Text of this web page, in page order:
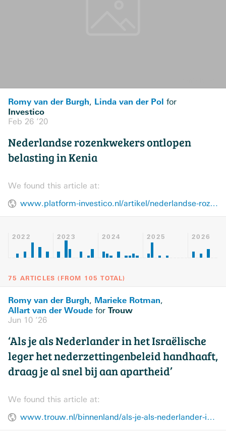
Romy van der Burgh, Linda van der Pol for
Investico
Feb 26 ’20
Nederlandse rozenkwekers ontlopen
belasting in Kenia
We found this article at:
www.platform-investico.nl/artikel/nederlandse-rozenkwekers-ontlopen-belasting-in-kenia/
2022 2023 2024 2025 2026
75 ARTICLES ( FROM 105 TOTAL)
Romy van der Burgh, Marieke Rotman,
Allart van der Woude for Trouw
Jun 10 ’26
‘Als je als Nederlander in het Israëlische
leger het nederzettingenbeleid handhaaft,
draag je al snel bij aan apartheid’
We found this article at:
www.trouw.nl/binnenland/als-je-als-nederlander-in-het-israelische-leger-het-nederzettingenbeleid-handhaaft-draag-je-al-snel-bij-aan-apartheid~b52356aa/